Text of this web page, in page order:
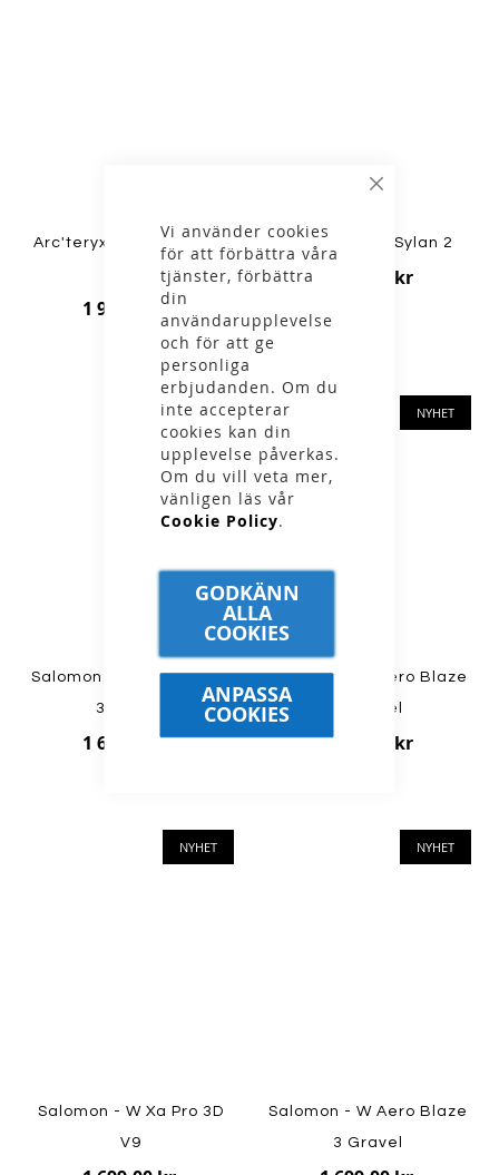
Vi använder cookies
för att förbättra våra
tjänster, förbättra
din
användarupplevelse
och för att ge
personliga
erbjudanden. Om du
inte accepterar
cookies kan din
upplevelse påverkas.
Om du vill veta mer,
vänligen läs vår
Cookie Policy.
GODKÄNN
ALLA
COOKIES
ANPASSA
COOKIES
Arc'teryx - W Norvan LD
1 999,00 kr
Arc'teryx - W Sylan 2
2 699,00 kr
NYHET
Salomon - W Aero Blaze
3 Gravel
1 699,00 kr
NYHET
Salomon - W Aero Blaze
3 Gravel
1 699,00 kr
NYHET
Salomon - W Xa Pro 3D
V9
NYHET
Salomon - W Aero Blaze
3 Gravel